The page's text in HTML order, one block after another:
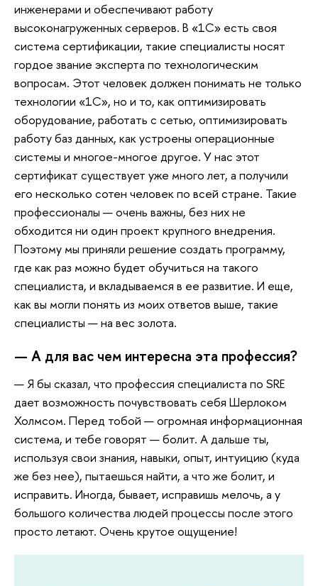
инженерами и обеспечивают работу
высоконагруженных серверов. В «1С» есть своя
система сертификации, такие специалисты носят
гордое звание эксперта по технологическим
вопросам. Этот человек должен понимать не только
технологии «1С», но и то, как оптимизировать
оборудование, работать с сетью, оптимизировать
работу баз данных, как устроены операционные
системы и многое-многое другое. У нас этот
сертификат существует уже много лет, а получили
его несколько сотен человек по всей стране. Такие
профессионалы — очень важны, без них не
обходится ни один проект крупного внедрения.
Поэтому мы приняли решение создать программу,
где как раз можно будет обучиться на такого
специалиста, и вкладываемся в ее развитие. И еще,
как вы могли понять из моих ответов выше, такие
специалисты — на вес золота.
— А для вас чем интересна эта профессия?
— Я бы сказал, что профессия специалиста по SRE
дает возможность почувствовать себя Шерлоком
Холмсом. Перед тобой — огромная информационная
система, и тебе говорят — болит. А дальше ты,
используя свои знания, навыки, опыт, интуицию (куда
же без нее), пытаешься найти, а что же болит, и
исправить. Иногда, бывает, исправишь мелочь, а у
большого количества людей процессы после этого
просто летают. Очень крутое ощущение!